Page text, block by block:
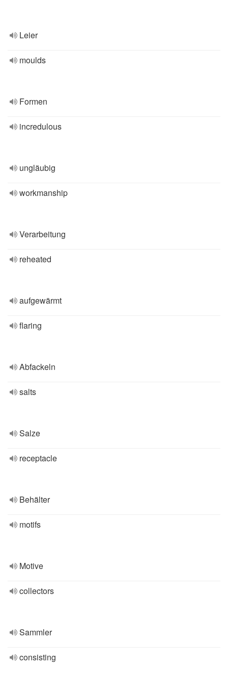
Leier
moulds
Formen
incredulous
ungläubig
workmanship
Verarbeitung
reheated
aufgewärmt
flaring
Abfackeln
salts
Salze
receptacle
Behälter
motifs
Motive
collectors
Sammler
consisting